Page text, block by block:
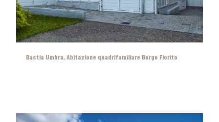
Bastia Umbra, Abitazione quadrifamiliare Borgo Fiorito